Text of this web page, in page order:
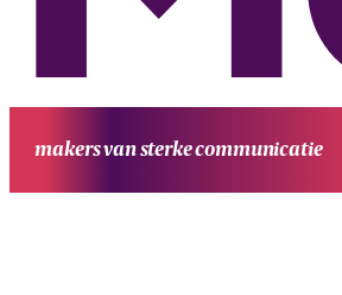
makers van sterke communicatie